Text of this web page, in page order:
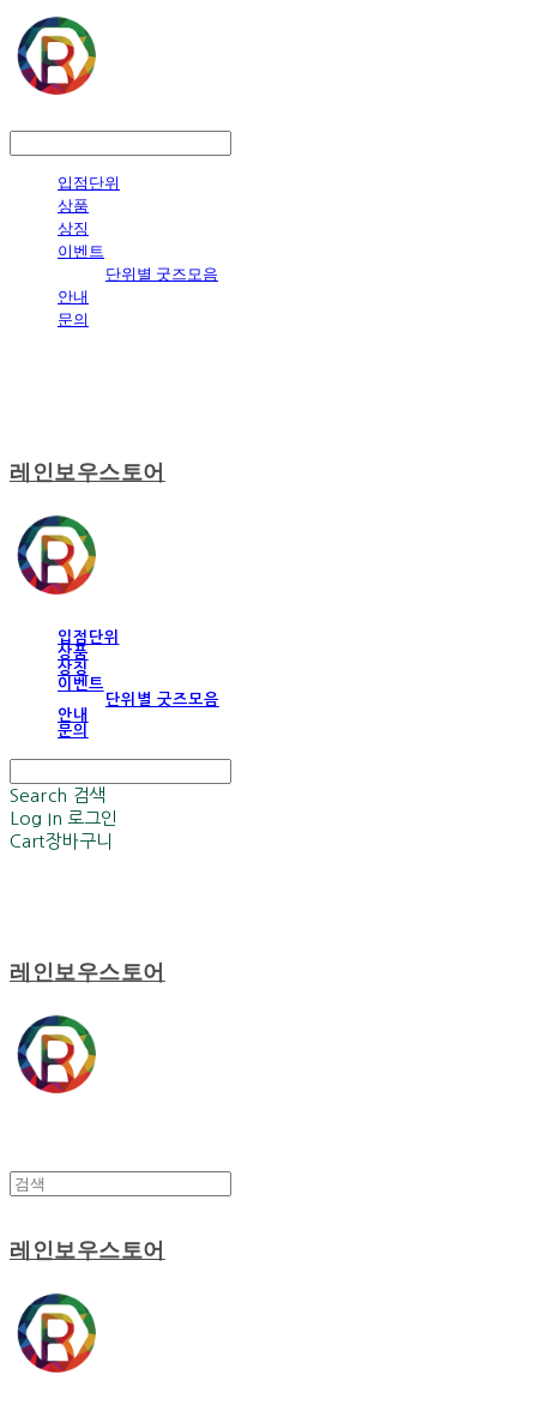
입점단위
상품
상징
이벤트
단위별 굿즈모음
안내
문의
레인보우스토어
입점단위
상품
상징
이벤트
단위별 굿즈모음
안내
문의
Search 검색
Log In 로그인
Cart장바구니
레인보우스토어
레인보우스토어